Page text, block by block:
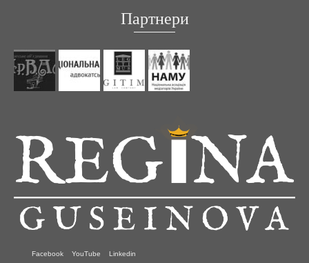
Партнери
Facebook YouTube Linkedin